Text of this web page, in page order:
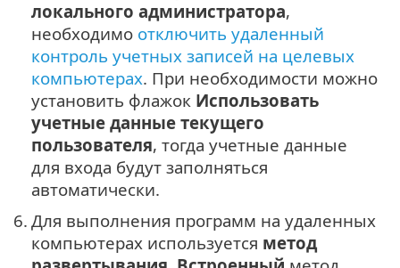
локального администратора,
необходимо отключить удаленный
контроль учетных записей на целевых
компьютерах. При необходимости можно
установить флажок Использовать
учетные данные текущего
пользователя, тогда учетные данные
для входа будут заполняться
автоматически.
6. Для выполнения программ на удаленных
компьютерах используется метод